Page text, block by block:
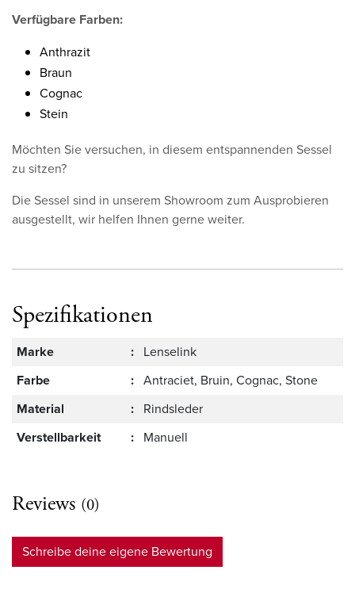
Verfügbare Farben:
Anthrazit
Braun
Cognac
Stein
Möchten Sie versuchen, in diesem entspannenden Sessel
zu sitzen?
Die Sessel sind in unserem Showroom zum Ausprobieren
ausgestellt, wir helfen Ihnen gerne weiter.
Spezifikationen
Marke : Lenselink
Farbe
: Antraciet, Bruin, Cognac, Stone
Material
: Rindsleder
Verstellbarkeit
: Manuell
Reviews (0)
Schreibe deine eigene Bewertung